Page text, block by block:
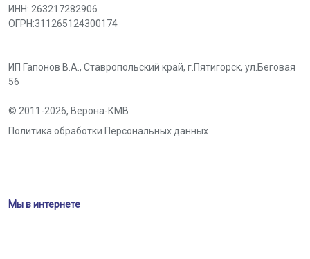
ИНН: 263217282906
ОГРН:311265124300174
ИП Гапонов В.А., Ставропольский край, г.Пятигорск, ул.Беговая
56
© 2011-2026, Верона-КМВ
Политика обработки Персональных данных
Мы в интернете